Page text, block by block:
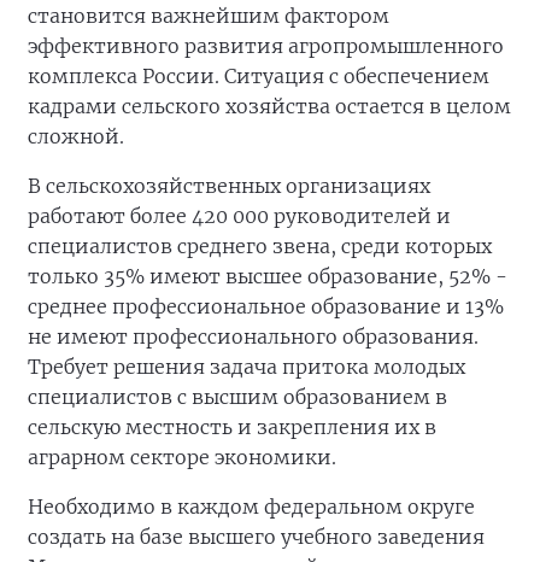
становится важнейшим фактором
эффективного развития агропромышленного
комплекса России. Ситуация с обеспечением
кадрами сельского хозяйства остается в целом
сложной.
В сельскохозяйственных организациях
работают более 420 000 руководителей и
специалистов среднего звена, среди которых
только 35% имеют высшее образование, 52% -
среднее профессиональное образование и 13%
не имеют профессионального образования.
Требует решения задача притока молодых
специалистов с высшим образованием в
сельскую местность и закрепления их в
аграрном секторе экономики.
Необходимо в каждом федеральном округе
создать на базе высшего учебного заведения